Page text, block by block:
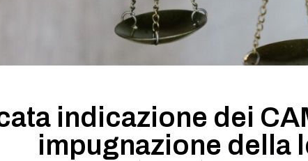
indicazione dei
impugnazione della